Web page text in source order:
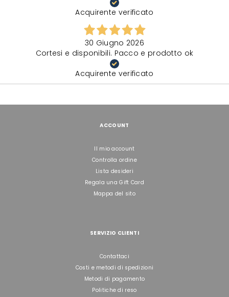
Acquirente verificato
30 Giugno 2026
Cortesi e disponibili. Pacco e prodotto ok
Acquirente verificato
ACCOUNT
Il mio account
Controlla ordine
Lista desideri
Regala una Gift Card
Mappa del sito
SERVIZIO CLIENTI
Contattaci
Costi e metodi di spedizioni
Metodi di pagamento
Politiche di reso